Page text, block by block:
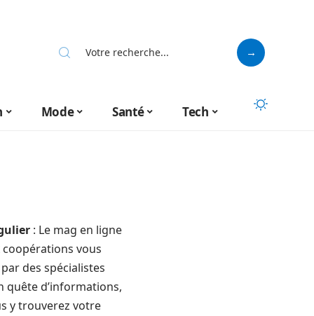
Mode Santé Tech
: Le mag en ligne
vous
des spécialistes
quête d’informations,
y trouverez votre